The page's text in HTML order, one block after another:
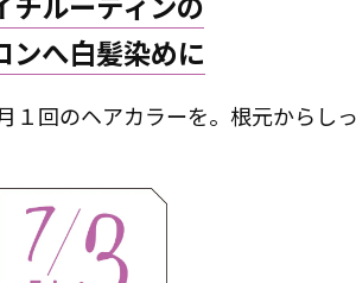
ンへ白髪染めに
１回のヘアカラーを。根元からし